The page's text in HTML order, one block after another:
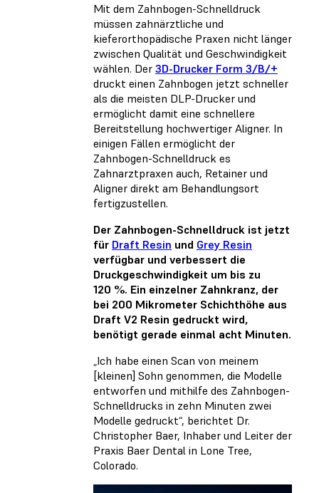
Mit dem Zahnbogen-Schnelldruck
müssen zahnärztliche und
kieferorthopädische Praxen nicht länger
zwischen Qualität und Geschwindigkeit
wählen. Der 3D-Drucker Form 3/B/+
druckt einen Zahnbogen jetzt schneller
als die meisten DLP-Drucker und
ermöglicht damit eine schnellere
Bereitstellung hochwertiger Aligner. In
einigen Fällen ermöglicht der
Zahnbogen-Schnelldruck es
Zahnarztpraxen auch, Retainer und
Aligner direkt am Behandlungsort
fertigzustellen.
Der Zahnbogen-Schnelldruck ist jetzt
für Draft Resin und Grey Resin
verfügbar und verbessert die
Druckgeschwindigkeit um bis zu
120 %. Ein einzelner Zahnkranz, der
bei 200 Mikrometer Schichthöhe aus
Draft V2 Resin gedruckt wird,
benötigt gerade einmal acht Minuten.
„Ich habe einen Scan von meinem
[kleinen] Sohn genommen, die Modelle
entworfen und mithilfe des Zahnbogen-
Schnelldrucks in zehn Minuten zwei
Modelle gedruckt“, berichtet Dr.
Christopher Baer, Inhaber und Leiter der
Praxis Baer Dental in Lone Tree,
Colorado.